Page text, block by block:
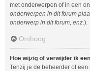
met onderwerpen of in een
onderwerpen in dit forum
onderwerp in dit forum, enz.).
Omhoog
Hoe wijzig of verwijder ik
Tenzij je de beheerder of